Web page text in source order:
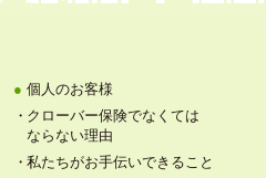
個人のお客様
クローバー保険でなくては
ならない理由
私たちがお手伝いできること